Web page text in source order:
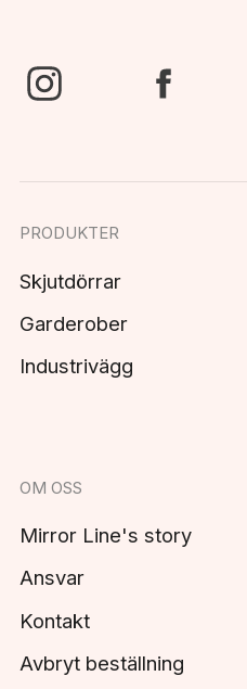
PRODUKTER
Skjutdörrar
Garderober
Industrivägg
OM OSS
Mirror Line's story
Ansvar
Kontakt
Avbryt beställning